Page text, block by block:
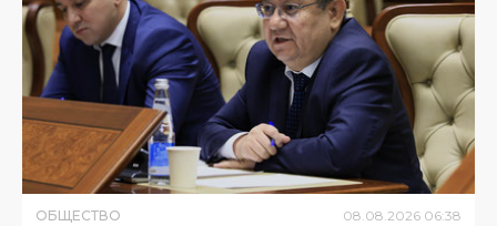
ОБЩЕСТВО 08.08.2026 06:38